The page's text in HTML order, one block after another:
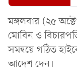
মঙ্গলবার (২৫
মোবিন ও
সমন্বয়ে গঠিত
আদেশ দেন।